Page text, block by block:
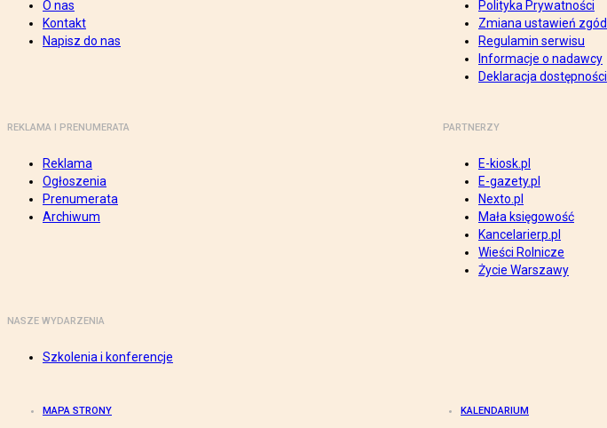
O nas
Kontakt
Napisz do nas
Polityka Prywatności
Zmiana ustawień zgód
Regulamin serwisu
Informacje o nadawcy
Deklaracja dostępności
REKLAMA I PRENUMERATA
Reklama
Ogłoszenia
Prenumerata
Archiwum
PARTNERZY
E-kiosk.pl
E-gazety.pl
Nexto.pl
Mała księgowość
Kancelarierp.pl
Wieści Rolnicze
Życie Warszawy
NASZE WYDARZENIA
Szkolenia i konferencje
MAPA STRONY KALENDARIUM